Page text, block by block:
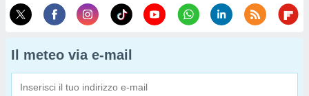
Il meteo via e-mail